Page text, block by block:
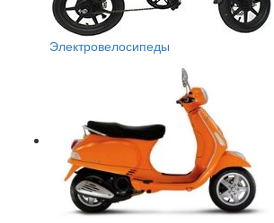
Электровелосипеды